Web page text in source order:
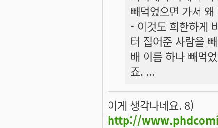
빼먹었으면 가서
- 이것도 희한하게
터 집어준 사람을
배 이름 하나 빼먹
죠. ...
이게 생각나네요. 8)
http://